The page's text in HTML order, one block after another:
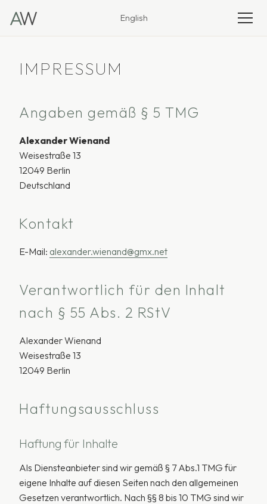
AW English
IMPRESSUM
Angaben gemäß § 5 TMG
Alexander Wienand
Weisestraße 13
12049 Berlin
Deutschland
Kontakt
E-Mail: alexander.wienand@gmx.net
Verantwortlich für den Inhalt
nach § 55 Abs. 2 RStV
Alexander Wienand
Weisestraße 13
12049 Berlin
Haftungsausschluss
Haftung für Inhalte
Als Diensteanbieter sind wir gemäß § 7 Abs.1 TMG für
eigene Inhalte auf diesen Seiten nach den allgemeinen
Gesetzen verantwortlich. Nach §§ 8 bis 10 TMG sind wir